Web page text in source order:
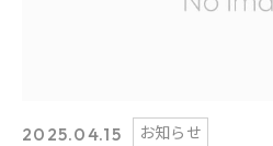
2025.04.15 お知らせ